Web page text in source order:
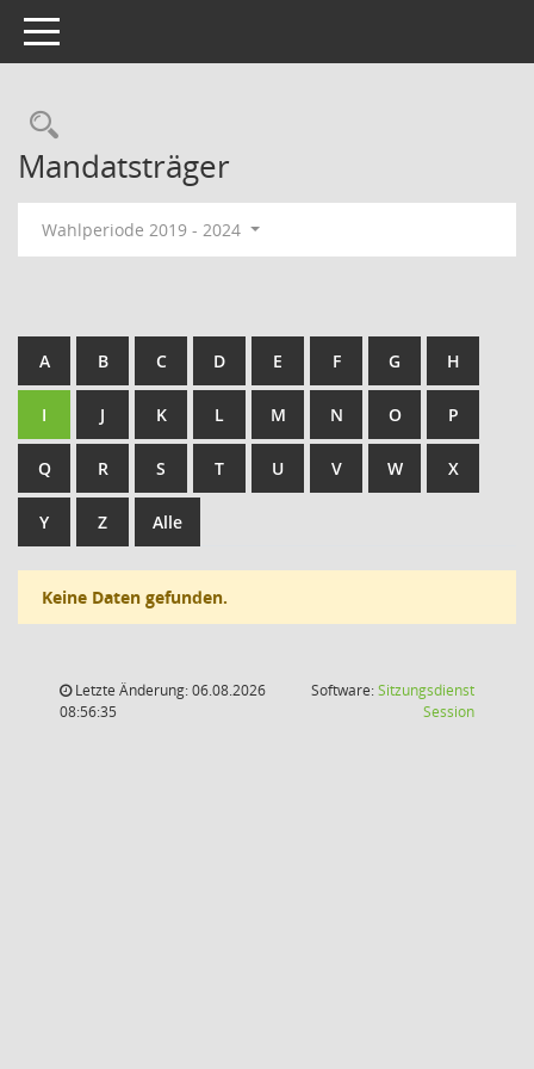
Toggle navigation
Rechercheauswahl
Mandatsträger
Wahlperiode 2019 - 2024
A B C D E F G H
I J K L M N O P
Q R S T U V W X
Y Z Alle
Keine Daten gefunden.
Letzte Änderung: 06.08.2026
08:56:35
Software:Sitzungsdienst
Session(Wird in